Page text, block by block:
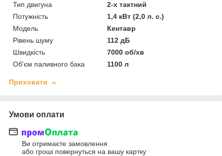
Тип двигуна
2-х тактний
Потужність
1,4 кВт (2,0 л. с.)
Модель
Кентавр
Рівень шуму
112 дБ
Швидкість
7000 об/хв
Об'єм паливного бака
1100 л
Приховати
Умови оплати
Ви отримаєте замовлення
або гроші повернуться на вашу картку